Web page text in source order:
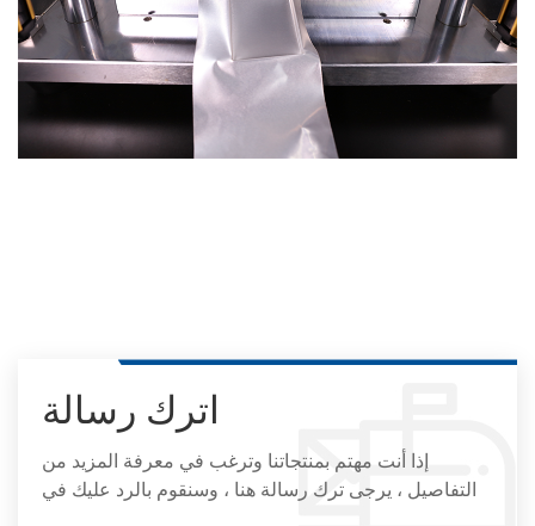
اترك رسالة
إذا أنت مهتم بمنتجاتنا وترغب في معرفة المزيد من
التفاصيل ، يرجى ترك رسالة هنا ، وسنقوم بالرد عليك في